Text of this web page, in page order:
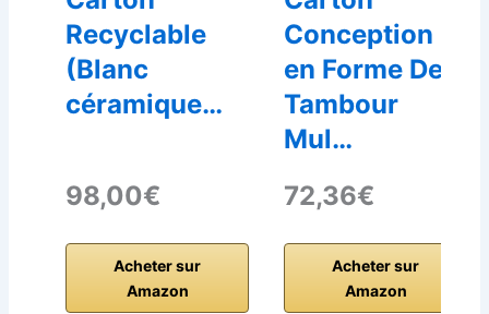
Recyclable
(Blanc
céramique…
98,00€
Acheter sur
Amazon
Conception
en Forme De
Tambour
Mul…
72,36€
Acheter sur
Amazon